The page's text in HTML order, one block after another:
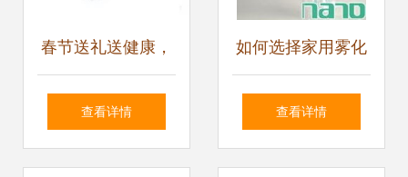
春节送礼送健康，
保健器械选购需谨
查看详情
如何选择家用雾化
器？欧姆龙、鱼
查看详情